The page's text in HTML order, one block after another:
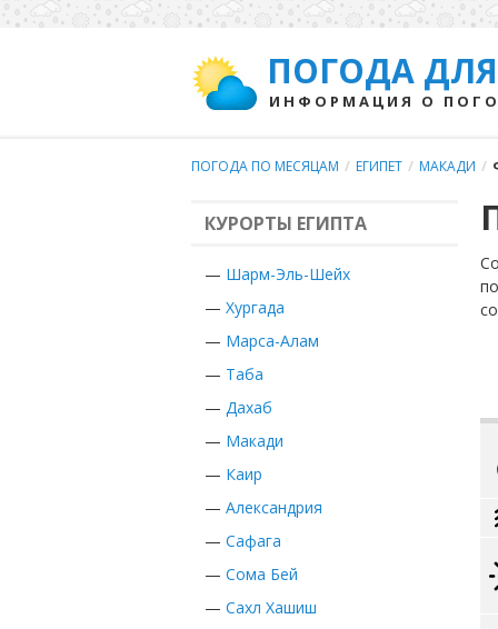
ПОГОДА
ИНФОРМАЦИЯ О
ПОГОДА ПО МЕСЯЦАМ / ЕГИПЕТ / МАКАДИ /
КУРОРТЫ ЕГИПТА
— Шарм-Эль-Шейх
— Хургада
— Марса-Алам
— Таба
— Дахаб
— Макади
— Каир
— Александрия
— Сафага
— Сома Бей
— Сахл Хашиш